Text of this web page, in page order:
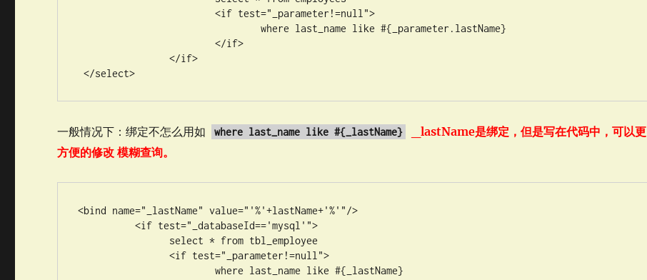
</select>
一般情况下：绑定不怎么用如 where last_name like #{_lastName}
_lastName是绑定，但是写在代码中，可以更
方便的修改 模糊查询。
<bind name="_lastName" value="'%'+lastName+'%'"/>